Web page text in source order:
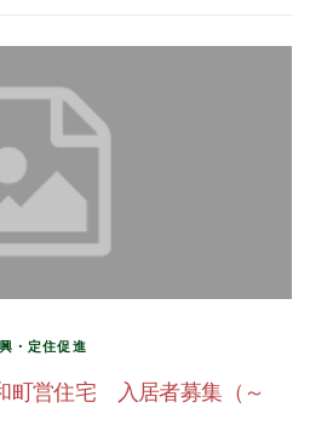
・定住促進
町営住宅 入居者募集（～